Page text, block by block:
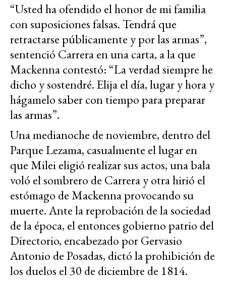
“Usted ha ofendido el honor de mi familia
con suposiciones falsas. Tendrá que
retractarse públicamente y por las armas”,
sentenció Carrera en una carta, a la que
Mackenna contestó: “La verdad siempre he
dicho y sostendré. Elija el día, lugar y hora y
hágamelo saber con tiempo para preparar
las armas”.
Una medianoche de noviembre, dentro del
Parque Lezama, casualmente el lugar en
que Milei eligió realizar sus actos, una bala
voló el sombrero de Carrera y otra hirió el
estómago de Mackenna provocando su
muerte. Ante la reprobación de la sociedad
de la época, el entonces gobierno patrio del
Directorio, encabezado por Gervasio
Antonio de Posadas, dictó la prohibición de
los duelos el 30 de diciembre de 1814.